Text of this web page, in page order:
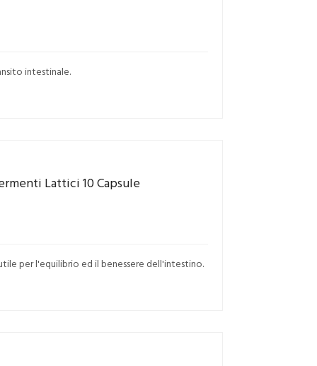
intestinale.
Lattici 10 Capsule
per l'equilibrio ed il benessere dell'intestino.